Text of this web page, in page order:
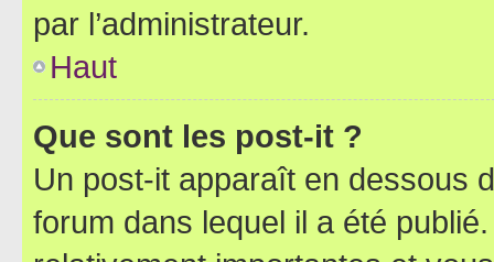
par l’administrateur.
Haut
Que sont les post-it ?
Un post-it apparaît en dessous
forum dans lequel il a été